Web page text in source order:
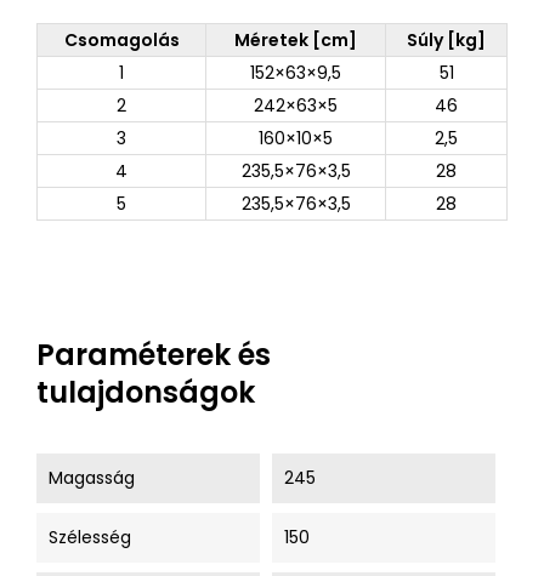
Csomagolás Méretek [cm]
Súly [kg]
1
152×63×9,5
51
2
242×63×5
46
3
160×10×5
2,5
4
235,5×76×3,5
28
5
235,5×76×3,5 28
Paraméterek és
tulajdonságok
Magasság 245
Szélesség 150